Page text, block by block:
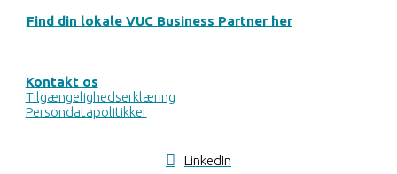
Find din lokale VUC Business Partner her
Kontakt os
Tilgængelighedserklæring
Persondatapolitikker
LinkedIn